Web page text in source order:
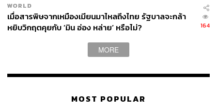
WORLD
เมื่อสารพิษจากเหมืองเมียนมาไหลถึงไทย รัฐบาลจะกล้า
หยิบวิกฤตคุยกับ ‘มิน อ่อง หล่าย’ หรือไม่?
164
MORE
MOST POPULAR